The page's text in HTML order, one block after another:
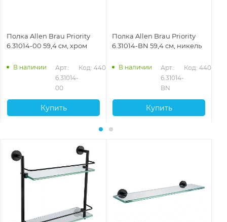
Полка Allen Brau Priority
6.31014-00 59,4 см, хром
В наличии
Арт.:
6.31014-
00
Код: 44074
Купить
Полка Allen Brau Priority
6.31014-BN 59,4 см, никель
В наличии
Арт.:
6.31014-
BN
Код: 44076
Купить